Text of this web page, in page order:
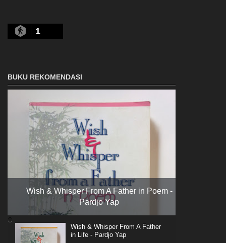
1
BUKU REKOMENDASI
Wish & Whisper From A Father in Poem -
Pardjo Yap
Wish & Whisper From A Father
in Life - Pardjo Yap